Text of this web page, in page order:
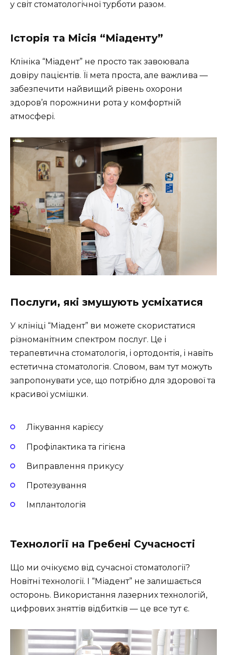
у світ стоматологічної турботи разом.
Історія та Місія “Міаденту”
Клініка “Міадент” не просто так завоювала
довіру пацієнтів. Її мета проста, але важлива —
забезпечити найвищий рівень охорони
здоров’я порожнини рота у комфортній
атмосфері.
Послуги, які змушують усміхатися
У клініці “Міадент” ви можете скористатися
різноманітним спектром послуг. Це і
терапевтична стоматологія, і ортодонтія, і навіть
естетична стоматологія. Словом, вам тут можуть
запропонувати усе, що потрібно для здорової та
красивої усмішки.
Лікування карієсу
Профілактика та гігієна
Виправлення прикусу
Протезування
Імплантологія
Технології на Гребені Сучасності
Що ми очікуємо від сучасної стоматології?
Новітні технології. І “Міадент” не залишається
осторонь. Використання лазерних технологій,
цифрових зняттів відбитків — це все тут є.